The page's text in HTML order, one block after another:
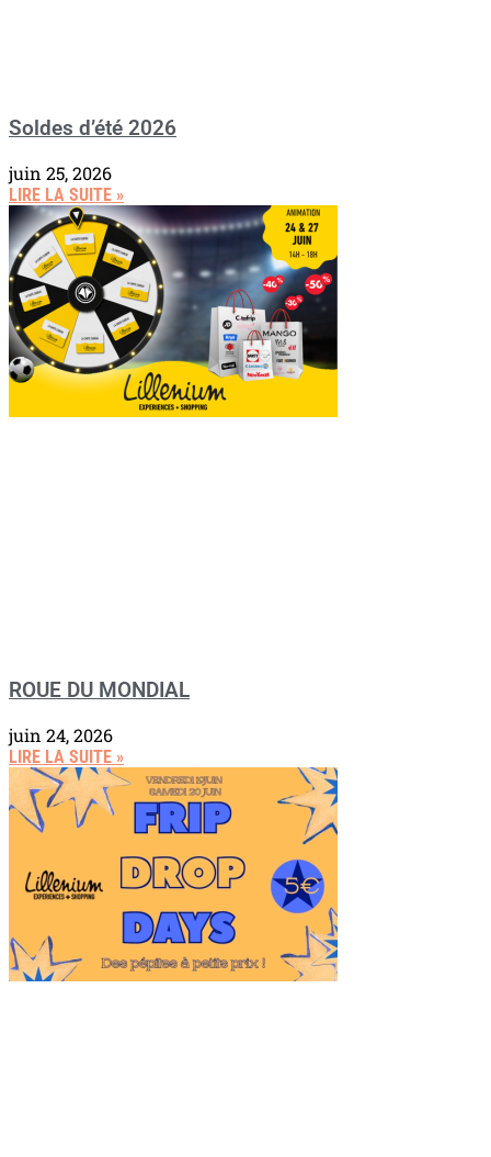
Soldes d’été 2026
juin 25, 2026
LIRE LA SUITE »
ROUE DU MONDIAL
juin 24, 2026
LIRE LA SUITE »